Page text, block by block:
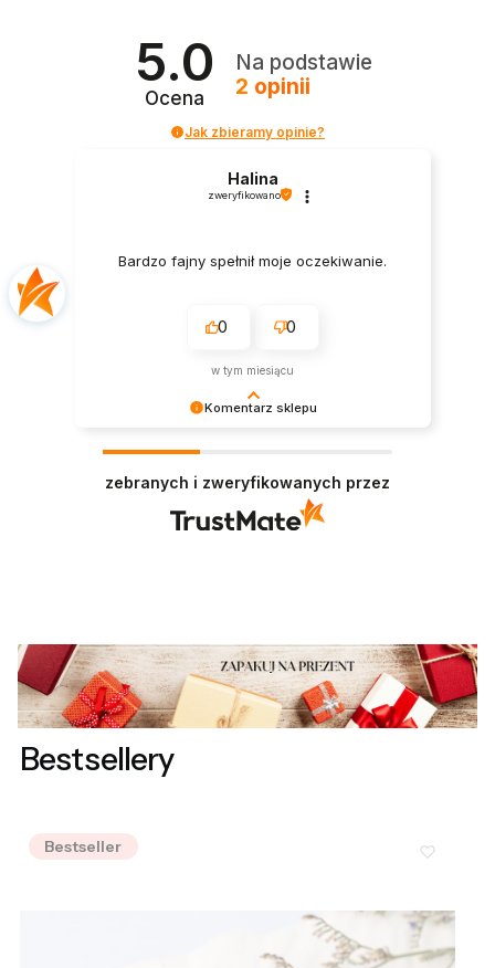
5.0
Ocena
Na podstawie
2 opinii
Jak zbieramy opinie?
Komentarz sklepu
w naszym sklepie! W razie potrzeby nasz zespół
pomoże w odpowiednim wyborze. Serdecznie
Halina
zweryfikowano
Bardzo fajny spełnił moje oczekiwanie.
0 0
w tym miesiącu
zebranych i zweryfikowanych przez
Bestsellery
Bestseller